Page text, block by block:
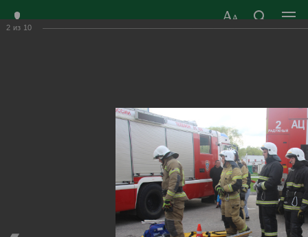
САМОУПРАВЛЕНИЯ
г. Радужный, 1 квартал, д.55
Адрес здания администрации
radugn@avo.ru
Электронная почта
2 из 10